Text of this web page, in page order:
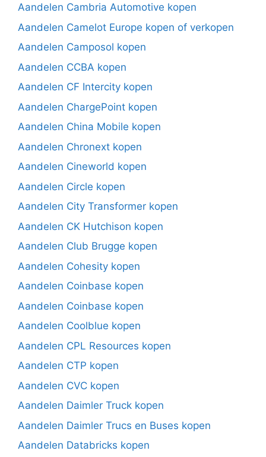
Aandelen Cambria Automotive kopen
Aandelen Camelot Europe kopen of verkopen
Aandelen Camposol kopen
Aandelen CCBA kopen
Aandelen CF Intercity kopen
Aandelen ChargePoint kopen
Aandelen China Mobile kopen
Aandelen Chronext kopen
Aandelen Cineworld kopen
Aandelen Circle kopen
Aandelen City Transformer kopen
Aandelen CK Hutchison kopen
Aandelen Club Brugge kopen
Aandelen Cohesity kopen
Aandelen Coinbase kopen
Aandelen Coinbase kopen
Aandelen Coolblue kopen
Aandelen CPL Resources kopen
Aandelen CTP kopen
Aandelen CVC kopen
Aandelen Daimler Truck kopen
Aandelen Daimler Trucs en Buses kopen
Aandelen Databricks kopen